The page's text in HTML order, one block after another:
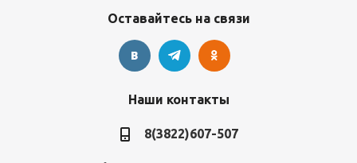
Оставайтесь на связи
Наши контакты
8(3822)607-507